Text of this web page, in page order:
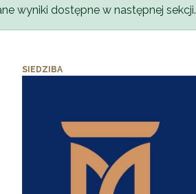
wyniki dostępne w następnej sekcji.
SIEDZIBA